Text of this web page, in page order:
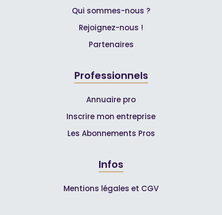
Qui sommes-nous ?
Rejoignez-nous !
Partenaires
Professionnels
Annuaire pro
Inscrire mon entreprise
Les Abonnements Pros
Infos
Mentions légales et CGV